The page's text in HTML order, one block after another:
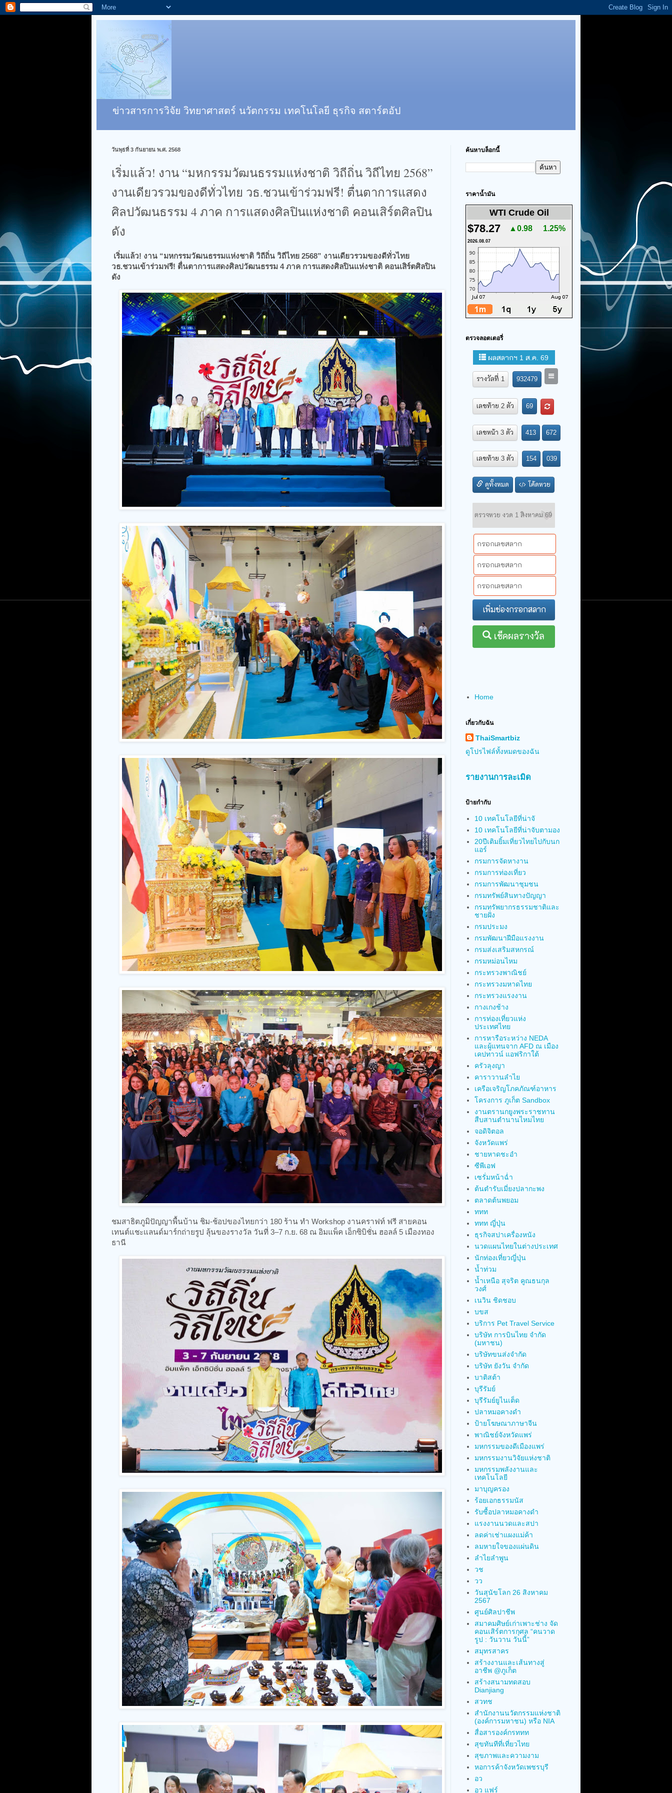
ข่าวสารการวิจัย วิทยาศาสตร์ นวัตกรรม เทคโนโลยี ธุรกิจ สตาร์ตอัป
วันพุธที่ 3 กันยายน พ.ศ. 2568
เริ่มแล้ว! งาน “มหกรรมวัฒนธรรมแห่งชาติ วิถีถิ่น วิถีไทย 2568”
งานเดียวรวมของดีทั่วไทย วธ.ชวนเข้าร่วมฟรี! ตื่นตาการแสดง
ศิลปวัฒนธรรม 4 ภาค การแสดงศิลปินแห่งชาติ คอนเสิร์ตศิลปิน
ดัง
เริ่มแล้ว! งาน “มหกรรมวัฒนธรรมแห่งชาติ วิถีถิ่น วิถีไทย 2568” งานเดียวรวมของดีทั่วไทย
วธ.ชวนเข้าร่วมฟรี! ตื่นตาการแสดงศิลปวัฒนธรรม 4 ภาค การแสดงศิลปินแห่งชาติ คอนเสิร์ตศิลปิน
ดัง
ชมสาธิตภูมิปัญญาพื้นบ้าน ชิม-ช้อปของไทยกว่า 180 ร้าน ทำ Workshop งานคราฟท์ ฟรี สายคอน
เทนต์แชะแลนด์มาร์กถ่ายรูป ลุ้นของรางวัล วันที่ 3–7 ก.ย. 68 ณ อิมแพ็ค เอ็กซิบิชั่น ฮอลล์ 5 เมืองทอง
ธานี
ค้นหาบล็อกนี้
ราคาน้ำมัน
WTI Crude Oil
$78.27 ▲0.98 1.25%
2026.08.07
ตรวจลอตเตอรี่
Home
เกี่ยวกับฉัน
ThaiSmartbiz
ดูโปรไฟล์ทั้งหมดของฉัน
รายงานการละเมิด
ป้ายกำกับ
10 เทคโนโลยีที่น่าจั
10 เทคโนโลยีที่น่าจับตามอง
20ปีเติมยิ้มเที่ยวไทยไปกับนก
แอร์
กรมการจัดหางาน
กรมการท่องเที่ยว
กรมการพัฒนาชุมชน
กรมทรัพย์สินทางปัญญา
กรมทรัพยากรธรรมชาติและ
ชายฝั่ง
กรมประมง
กรมพัฒนาฝีมือแรงงาน
กรมส่งเสริมสหกรณ์
กรมหม่อนไหม
กระทรวงพาณิชย์
กระทรวงมหาดไทย
กระทรวงแรงงาน
กางเกงช้าง
การท่องเที่ยวแห่ง
ประเทศไทย
การหารือระหว่าง NEDA
และผู้แทนจาก AFD ณ เมือง
เคปทาวน์ แอฟริกาใต้
ครัวลุงญา
คาราวานลำไย
เครือเจริญโภคภัณฑ์อาหาร
โครงการ ภูเก็ต Sandbox
งานตรานกยูงพระราชทาน
สืบสานตำนานไหมไทย
จอดิจิตอล
จังหวัดแพร่
ชายหาดชะอำ
ซีพีเอฟ
เซรั่มหน้าฉ่ำ
ต้นตำรับเมี่ยงปลากะพง
ตลาดต้นพยอม
ททท
ททท ญี่ปุ่น
ธุรกิจสปาเครื่องหนัง
นวดแผนไทยในต่างประเทศ
นักท่องเที่ยวญี่ปุ่น
น้ำท่วม
น้ำเหนือ สุจริต คูณธนกุล
วงศ์
เนวิน ชิดชอบ
บขส
บริการ Pet Travel Service
บริษัท การบินไทย จำกัด
(มหาชน)
บริษัทขนส่งจำกัด
บริษัท ยังวัน จำกัด
บาติสต้า
บุรีรัมย์
บุรีรัมย์ยูไนเต็ด
ปลาหมอคางดำ
ป้ายโฆษณาภาษาจีน
พาณิชย์จังหวัดแพร่
มหกรรมของดีเมืองแพร่
มหกรรมงานวิจัยแห่งชาติ
มหกรรมพลังงานและ
เทคโนโลยี
มาบุญครอง
ร้อยเอกธรรมนัส
รับซื้อปลาหมอคางดำ
แรงงานนวดและสปา
ลดค่าเช่าแผงแม่ค้า
ลมหายใจของแผ่นดิน
ลำไยลำพูน
วช
วว
วันสุนัขโลก 26 สิงหาคม
2567
ศูนย์ศิลปาชีพ
สมาคมศิษย์เก่าเพาะช่าง จัด
คอนเสิร์ตการกุศล “คนวาด
รูป : วันวาน วันนี้”
สมุทรสาคร
สร้างงานและเส้นทางสู่
อาชีพ @ภูเก็ต
สร้างสนามทดสอบ
Dianjiang
สวทช
สำนักงานนวัตกรรมแห่งชาติ
(องค์การมหาชน) หรือ NIA
สื่อสารองค์กรททท
สุขทันทีที่เที่ยวไทย
สุขภาพและความงาม
หอการค้าจังหวัดเพชรบุรี
อว
อว แฟร์